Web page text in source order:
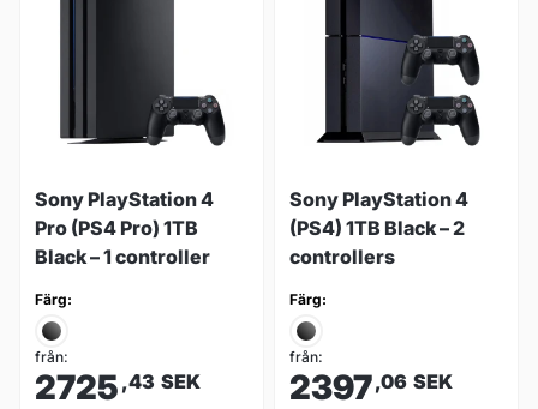
Sony PlayStation 4
Pro (PS4 Pro) 1TB
Black – 1 controller
Färg:
från:
2725 ,43 SEK
Sony PlayStation 4
(PS4) 1TB Black – 2
controllers
Färg:
från:
2397,06 SEK